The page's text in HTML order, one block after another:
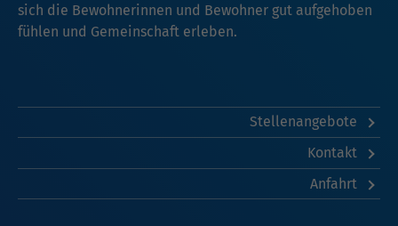
sich die Bewohnerinnen und Bewohner gut aufgehoben
fühlen und Gemeinschaft erleben.
Stellenangebote
Kontakt
Anfahrt